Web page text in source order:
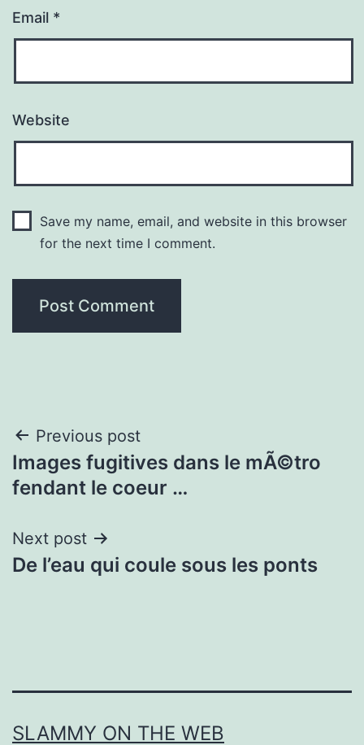
Email *
Website
Save my name, email, and website in this browser
for the next time I comment.
Post
navigation
Previous post
Images fugitives dans le mÃ©tro
fendant le coeur …
Next post
De l’eau qui coule sous les ponts
SLAMMY ON THE WEB